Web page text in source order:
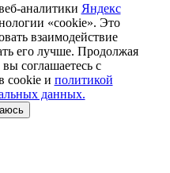
аналитики Яндекс
«cookie». Это
взаимодействие
его лучше. Продолжая
соглашаетесь с
cookie и политикой
данных.